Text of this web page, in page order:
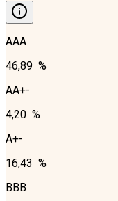
AAA
46,89 %
AA+-
4,20 %
A+-
16,43 %
BBB